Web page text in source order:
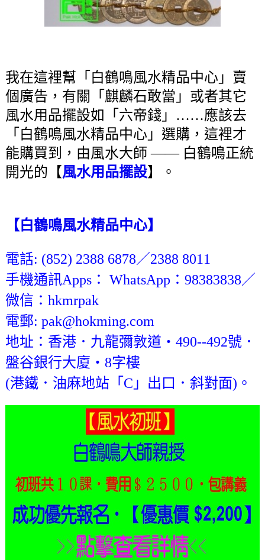
我在這裡幫「白鶴鳴風水精品中心」賣
個廣告，有關「麒麟石敢當」或者其它
風水用品擺設如「六帝錢」……應該去
「白鶴鳴風水精品中心」選購，這裡才
能購買到，由風水大師 —— 白鶴鳴正統
開光的【風水用品擺設】。
【白鶴鳴風水精品中心】
電話: (852) 2388 6878／2388 8011
手機通訊Apps： WhatsApp：98383838／
微信：hkmrpak
電郵: pak@hokming.com
地址：香港．九龍彌敦道‧490--492號．
盤谷銀行大廈‧8字樓
(港鐵．油麻地站「C」出口．斜對面)。